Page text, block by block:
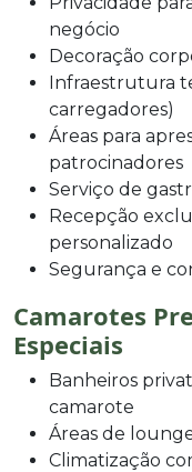
negócio
Decoração
Infraestrutura
carregadores)
Áreas para
patrocinadores
Serviço de
Recepção
personalizado
Segurança e
Camarotes
Especiais
Banheiros
camarote
Áreas de
Climatização